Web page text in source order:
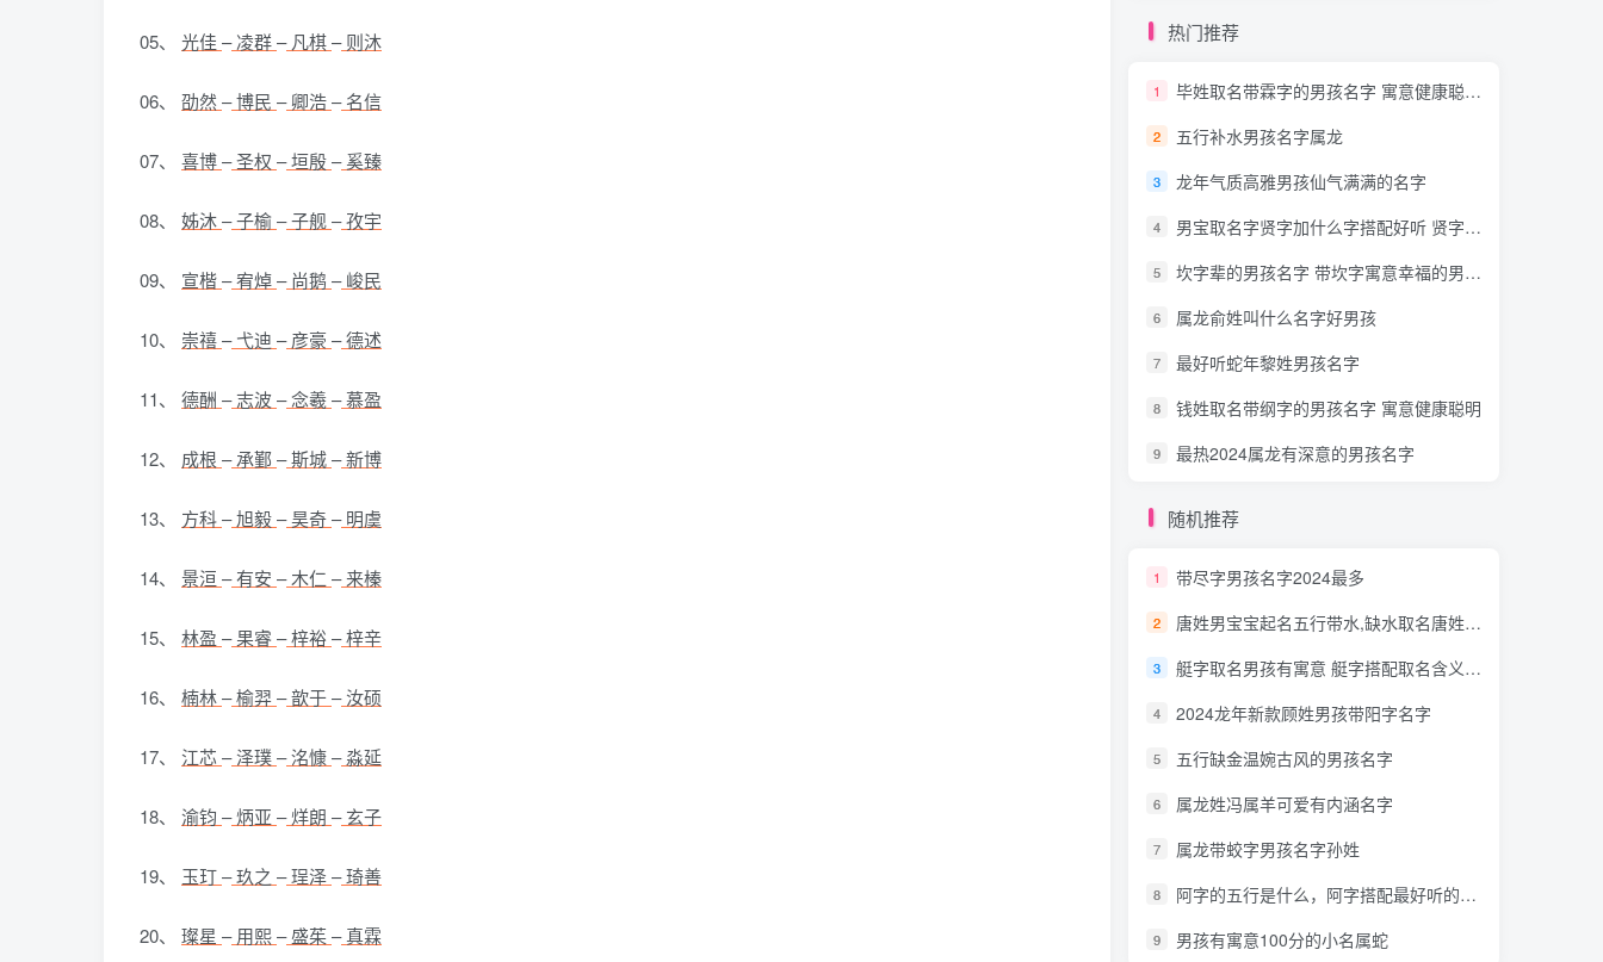
05、 光佳 –凌群–凡棋–则沐
06、 劭然–博民 –卿浩–名信
07、 喜博–圣权 –垣殷–奚臻
08、 姊沐–子榆–子舰–孜宇
09、 宣楷–宥焯–尚鹅 –峻民
10、 崇禧–弋迪 –彦豪–德述
11、 德酬 –志波–念羲–慕盈
12、 成根 –承鄞–斯城–新博
13、 方科–旭毅–昊奇–明虞
14、 景洹 –有安 –木仁 –来榛
15、 林盈 –果睿 –梓裕 –梓辛
16、 楠林–榆羿–歆于–汝硕
17、 江芯 –泽璞–洺慷–淼延
18、 渝钧 –炳亚 –烊朗 –玄子
19、 玉玎–玖之 –珵泽–琦善
20、 璨星 –用熙–盛茱–真霖
热门推荐
1 毕姓取名带霖字的男孩名字 寓意健康聪明巨大气
2 五行补水男孩名字属龙
3 龙年气质高雅男孩仙气满满的名字
4 男宝取名字贤字加什么字搭配好听 贤字取名免费
5 坎字辈的男孩名字 带坎字寓意幸福的男孩名字热搜
6 属龙俞姓叫什么名字好男孩
7 最好听蛇年黎姓男孩名字
8 钱姓取名带纲字的男孩名字 寓意健康聪明
9 最热2024属龙有深意的男孩名字
随机推荐
1 带尽字男孩名字2024最多
2 唐姓男宝宝起名五行带水,缺水取名唐姓十分霸气
3 艇字取名男孩有寓意 艇字搭配取名含义最好的名字
4 2024龙年新款顾姓男孩带阳字名字
5 五行缺金温婉古风的男孩名字
6 属龙姓冯属羊可爱有内涵名字
7 属龙带蛟字男孩名字孙姓
8 阿字的五行是什么，阿字搭配最好听的男孩名字
9 男孩有寓意100分的小名属蛇